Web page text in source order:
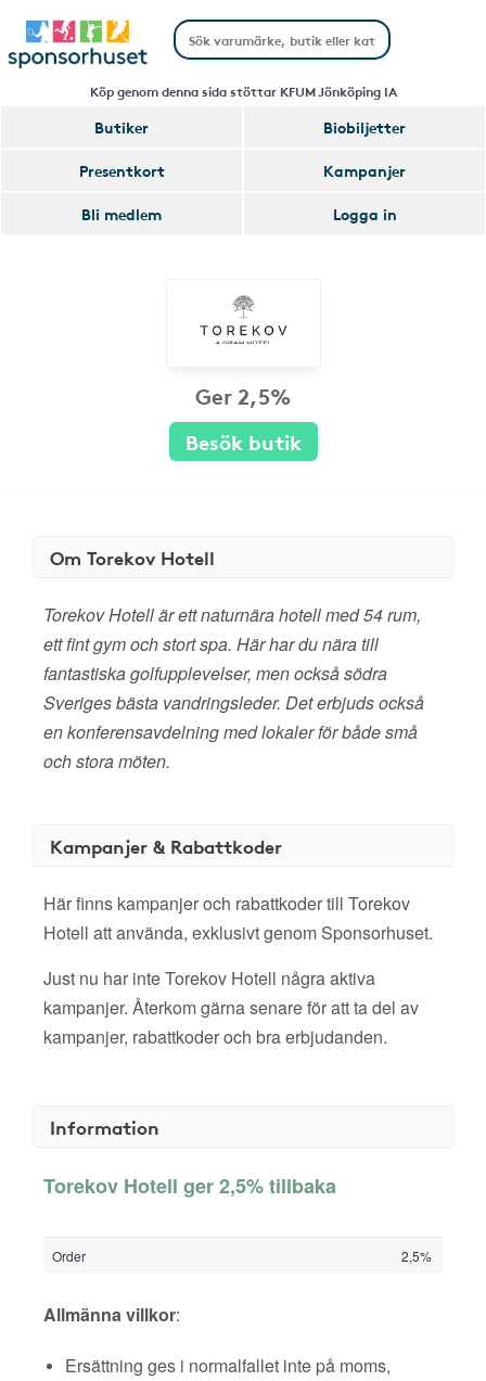
Köp genom denna sida stöttar KFUM Jönköping IA
Butiker
Biobiljetter
Presentkort
Kampanjer
Bli medlem
Logga in
Ger 2,5%
Besök butik
Om Torekov Hotell
Torekov Hotell är ett naturnära hotell med 54 rum,
ett fint gym och stort spa. Här har du nära till
fantastiska golfupplevelser, men också södra
Sveriges bästa vandringsleder. Det erbjuds också
en konferensavdelning med lokaler för både små
och stora möten.
Kampanjer & Rabattkoder
Här finns kampanjer och rabattkoder till Torekov
Hotell att använda, exklusivt genom Sponsorhuset.
Just nu har inte Torekov Hotell några aktiva
kampanjer. Återkom gärna senare för att ta del av
kampanjer, rabattkoder och bra erbjudanden.
Information
Torekov Hotell ger 2,5% tillbaka
Order 2,5%
Allmänna villkor:
Ersättning ges i normalfallet inte på moms,